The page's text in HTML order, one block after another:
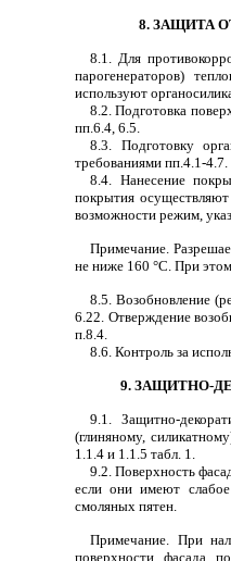
8. ЗАЩИТА
8.1. Для
парогенераторов)
используют
8.2. Подготовка
пп.6.4, 6.5.
8.3. Подготовку
требованиями пп.4.1-4.7.
8.4. Нанесение
покрытия
возможности режим,
Примечание.
не ниже 160 °С. При
8.5. Возобновление
6.22. Отверждение
п.8.4.
8.6. Контроль за
9. ЗАЩИТНО-
9.1. Защитно-
(глиняному,
1.1.4 и 1.1.5 табл. 1.
9.2. Поверхность
если они имеют
смоляных пятен.
Примечание. При
поверхности фасада